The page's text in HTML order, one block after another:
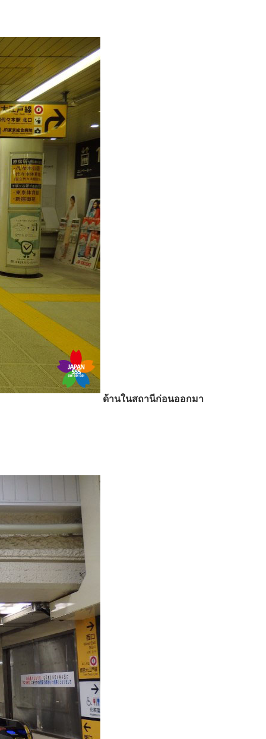
ด้านในสถานีก่อนออกมา